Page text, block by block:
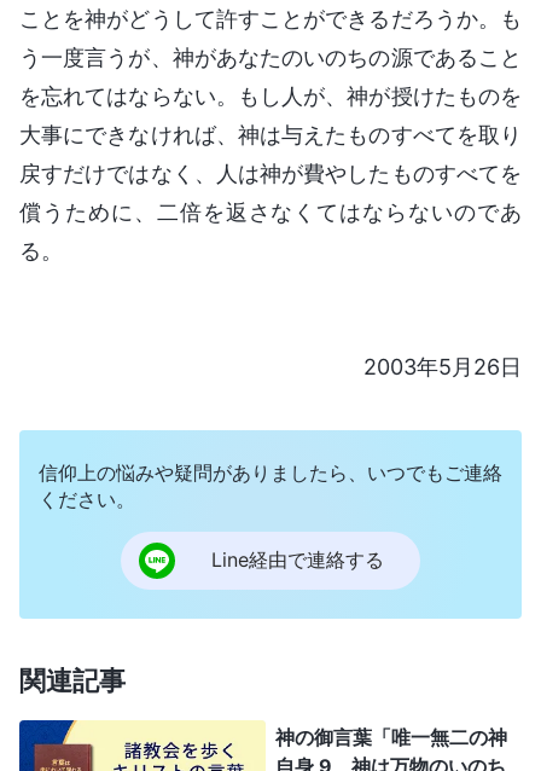
ことを神がどうして許すことができるだろうか。も
う一度言うが、神があなたのいのちの源であること
を忘れてはならない。もし人が、神が授けたものを
大事にできなければ、神は与えたものすべてを取り
戻すだけではなく、人は神が費やしたものすべてを
償うために、二倍を返さなくてはならないのであ
る。
2003年5月26日
信仰上の悩みや疑問がありましたら、いつでもご連絡
ください。
Line経由で連絡する
関連記事
神の御言葉「唯一無二の神
自身 9 神は万物のいのち